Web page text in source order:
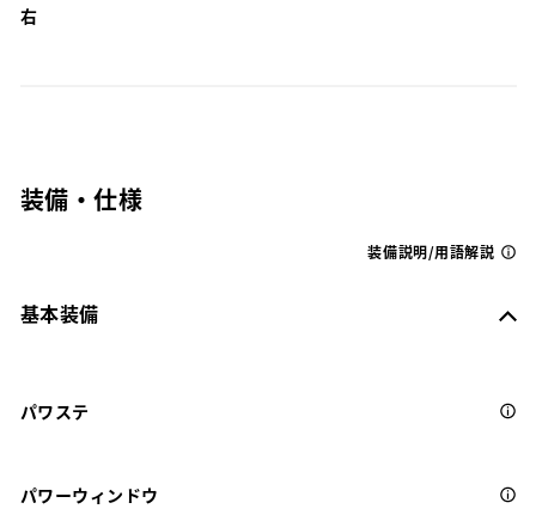
右
装備・仕様
装備説明/用語解説
基本装備
パワステ
パワーウィンドウ